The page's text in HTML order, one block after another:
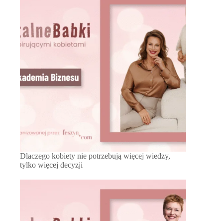
Dlaczego kobiety nie potrzebują więcej wiedzy,
tylko więcej decyzji